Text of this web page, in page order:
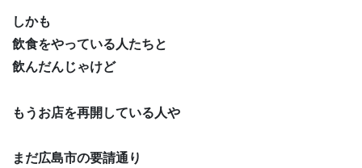
しかも
飲食をやっている人たちと
飲んだんじゃけど
もうお店を再開している人や
まだ広島市の要請通り